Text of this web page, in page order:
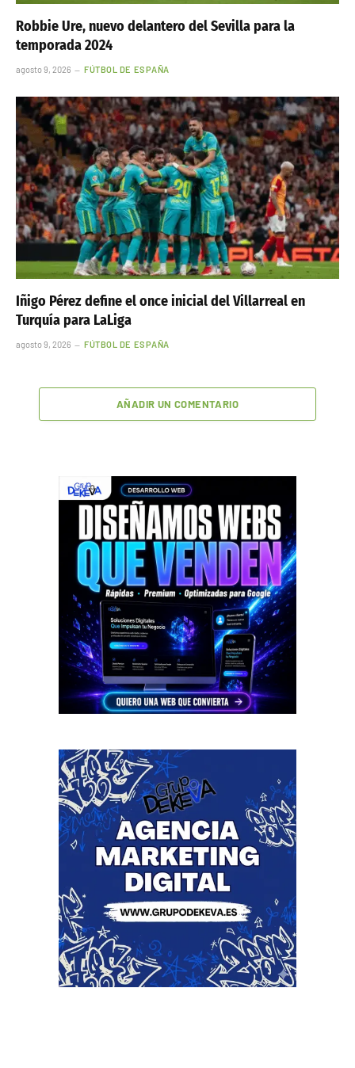
Robbie Ure, nuevo delantero del Sevilla para la
temporada 2024
agosto 9, 2026 FÚTBOL DE ESPAÑA
Iñigo Pérez define el once inicial del Villarreal en
Turquía para LaLiga
agosto 9, 2026 FÚTBOL DE ESPAÑA
AÑADIR UN COMENTARIO